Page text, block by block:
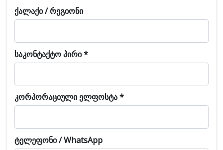
Ქალაქი / Რეგიონი
Საკონტაქტო Პირი *
Კორპორაციული Ელფოსტა *
Ტელეფონი / WhatsApp